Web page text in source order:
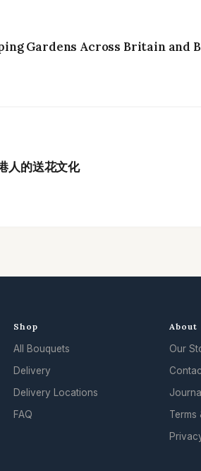
Gardens Across Britain and
人的送花文化
Shop
All Bouquets
Delivery
Delivery Locations
FAQ
About
Our
Journal
Terms